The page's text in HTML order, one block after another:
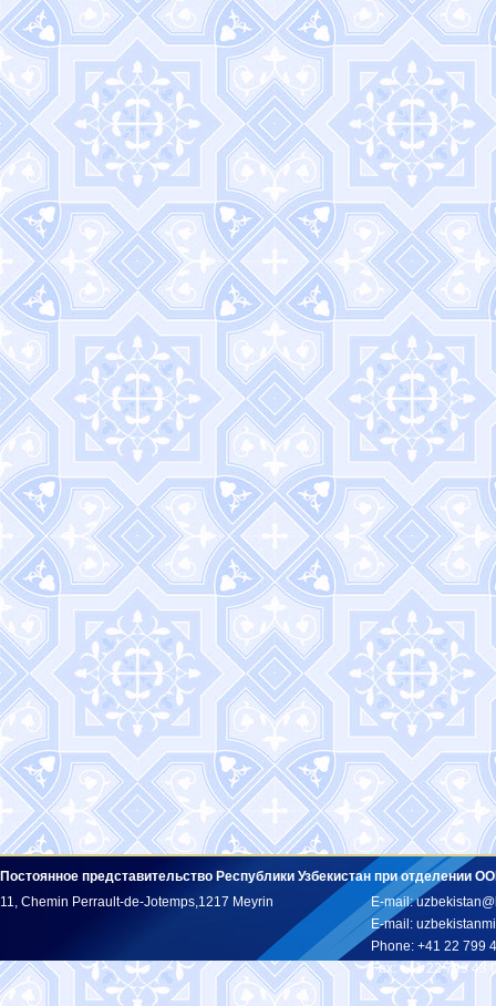
Постоянное представительство Республики Узбекистан при отделении
11, Chemin Perrault-de-Jotemps,1217 Meyrin
E-mail:
E-mail:
Phone: +41 22 799
Fax: +41 22 799 43